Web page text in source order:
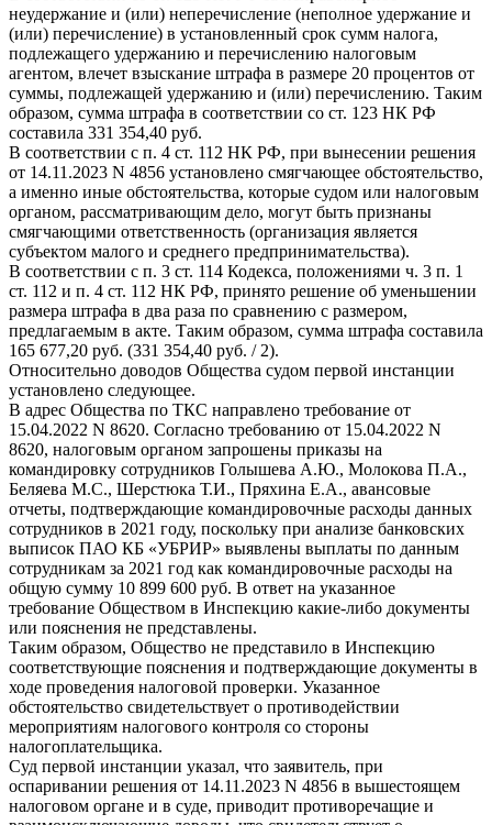
неудержание и (или) неперечисление (неполное удержание и
(или) перечисление) в установленный срок сумм налога,
подлежащего удержанию и перечислению налоговым
агентом, влечет взыскание штрафа в размере 20 процентов от
суммы, подлежащей удержанию и (или) перечислению. Таким
образом, сумма штрафа в соответствии со ст. 123 НК РФ
составила 331 354,40 руб.
В соответствии с п. 4 ст. 112 НК РФ, при вынесении решения
от 14.11.2023 N 4856 установлено смягчающее обстоятельство,
а именно иные обстоятельства, которые судом или налоговым
органом, рассматривающим дело, могут быть признаны
смягчающими ответственность (организация является
субъектом малого и среднего предпринимательства).
В соответствии с п. 3 ст. 114 Кодекса, положениями ч. 3 п. 1
ст. 112 и п. 4 ст. 112 НК РФ, принято решение об уменьшении
размера штрафа в два раза по сравнению с размером,
предлагаемым в акте. Таким образом, сумма штрафа составила
165 677,20 руб. (331 354,40 руб. / 2).
Относительно доводов Общества судом первой инстанции
установлено следующее.
В адрес Общества по ТКС направлено требование от
15.04.2022 N 8620. Согласно требованию от 15.04.2022 N
8620, налоговым органом запрошены приказы на
командировку сотрудников Голышева А.Ю., Молокова П.А.,
Беляева М.С., Шерстюка Т.И., Пряхина Е.А., авансовые
отчеты, подтверждающие командировочные расходы данных
сотрудников в 2021 году, поскольку при анализе банковских
выписок ПАО КБ «УБРИР» выявлены выплаты по данным
сотрудникам за 2021 год как командировочные расходы на
общую сумму 10 899 600 руб. В ответ на указанное
требование Обществом в Инспекцию какие-либо документы
или пояснения не представлены.
Таким образом, Общество не представило в Инспекцию
соответствующие пояснения и подтверждающие документы в
ходе проведения налоговой проверки. Указанное
обстоятельство свидетельствует о противодействии
мероприятиям налогового контроля со стороны
налогоплательщика.
Суд первой инстанции указал, что заявитель, при
оспаривании решения от 14.11.2023 N 4856 в вышестоящем
налоговом органе и в суде, приводит противоречащие и